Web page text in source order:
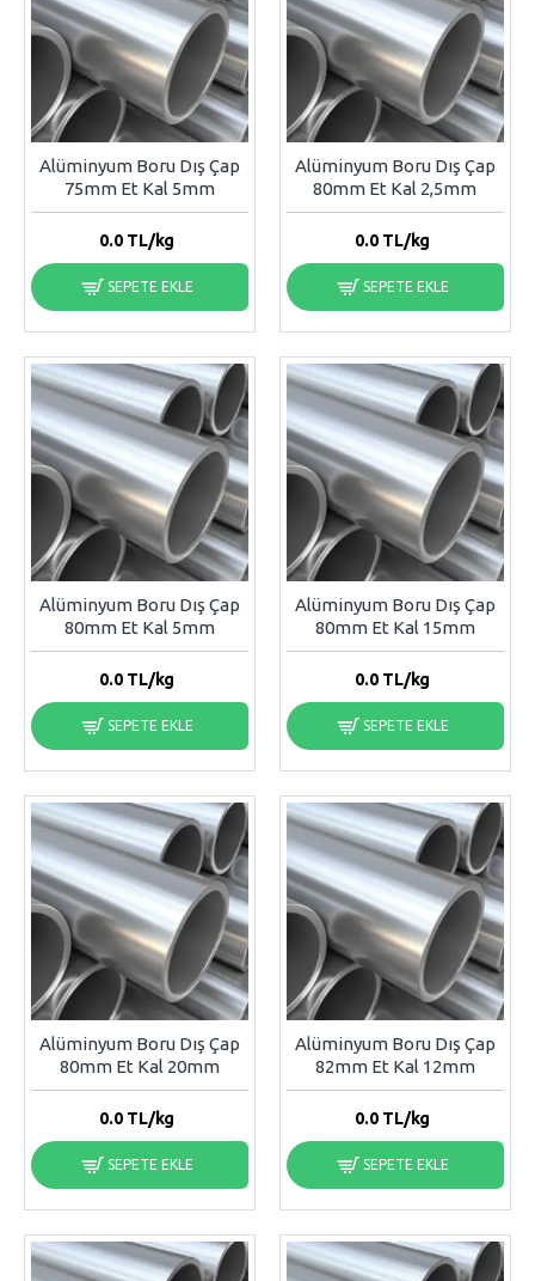
Alüminyum Boru Dış Çap
75mm Et Kal 5mm
0.0TL/kg
SEPETE EKLE
Alüminyum Boru Dış Çap
80mm Et Kal 2,5mm
0.0TL/kg
SEPETE EKLE
Alüminyum Boru Dış Çap
80mm Et Kal 5mm
0.0TL/kg
SEPETE EKLE
Alüminyum Boru Dış Çap
80mm Et Kal 15mm
0.0TL/kg
SEPETE EKLE
Alüminyum Boru Dış Çap
80mm Et Kal 20mm
0.0TL/kg
SEPETE EKLE
Alüminyum Boru Dış Çap
82mm Et Kal 12mm
0.0TL/kg
SEPETE EKLE